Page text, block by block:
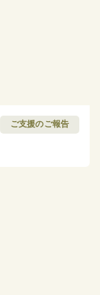
ご支援のご報告